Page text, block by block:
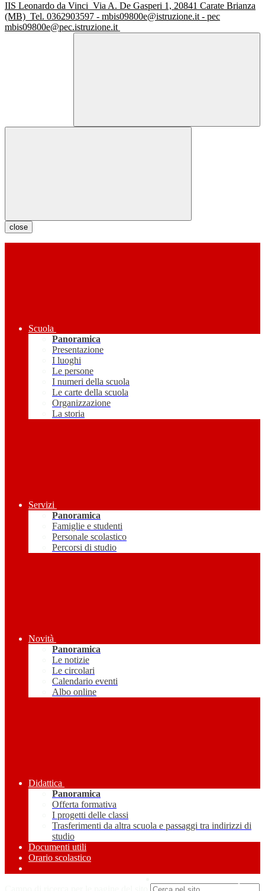
IIS Leonardo da Vinci Via A. De Gasperi 1, 20841 Carate Brianza
(MB) Tel. 0362903597 - mbis09800e@istruzione.it - pec
mbis09800e@pec.istruzione.it
close
Scuola
Panoramica
Presentazione
I luoghi
Le persone
I numeri della scuola
Le carte della scuola
Organizzazione
La storia
Servizi
Panoramica
Famiglie e studenti
Personale scolastico
Percorsi di studio
Novità
Panoramica
Le notizie
Le circolari
Calendario eventi
Albo online
Didattica
Panoramica
Offerta formativa
I progetti delle classi
Trasferimenti da altra scuola e passaggi tra indirizzi di
studio
Documenti utili
Orario scolastico